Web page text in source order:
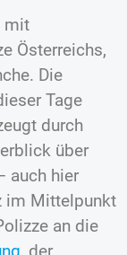
mit
Österreichs,
Die
Tage
durch
über
auch hier
im Mittelpunkt
an die